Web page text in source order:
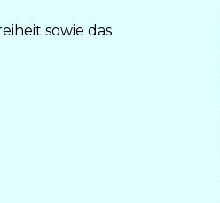
sowie das